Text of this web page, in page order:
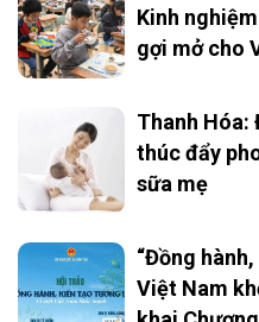
Kinh
gợi mở cho
Thanh Hóa:
thúc đẩy
sữa mẹ
“Đồng
Việt Nam